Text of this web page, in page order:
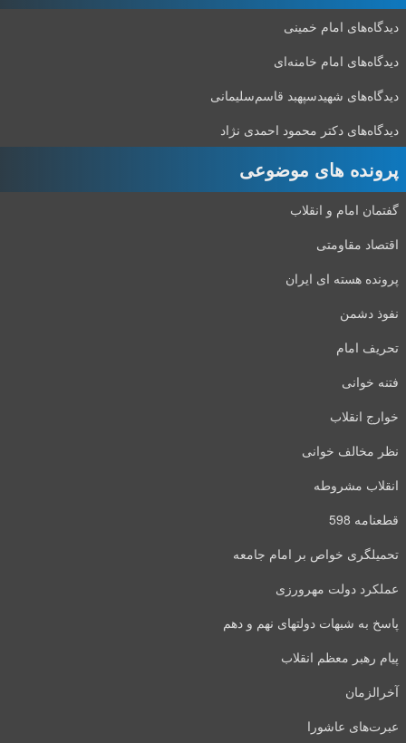
دیدگاه‌های امام خمینی
دیدگاه‌های امام خامنه‌ای
دیدگاه‌های شهید‌سپهبد قاسم‌سلیمانی
دیدگاه‌های دکتر محمود احمدی نژاد
پرونده های موضوعی
گفتمان امام و انقلاب
اقتصاد مقاومتی
پرونده هسته ای ایران
نفوذ دشمن
تحریف امام
فتنه خوانی
خوارج انقلاب
نظر مخالف خوانی
انقلاب مشروطه
قطعنامه 598
تحمیلگری خواص بر امام جامعه
عملکرد دولت مهرورزی
پاسخ به شبهات دولتهای نهم و دهم
پیام رهبر معظم انقلاب
آخرالزمان
عبرت‌های عاشورا